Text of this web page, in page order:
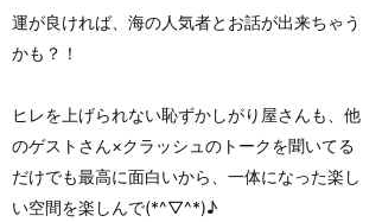
運が良ければ、海の人気者とお話が出来ちゃう
かも？！
ヒレを上げられない恥ずかしがり屋さんも、他
のゲストさん×クラッシュのトークを聞いてる
だけでも最高に面白いから、一体になった楽し
い空間を楽しんで(*^▽^*)♪